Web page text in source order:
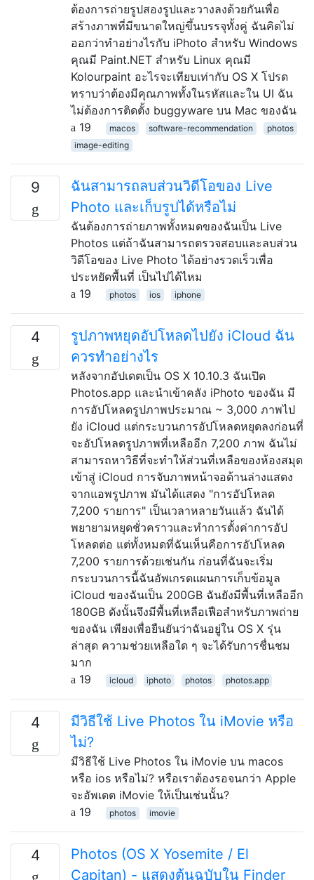
ต้องการถ่ายรูปสองรูปและวางลงด้วยกันเพื่อ
สร้างภาพที่มีขนาดใหญ่ขึ้นบรรจุทั้งคู่ ฉันคิดไม่
ออกว่าทำอย่างไรกับ iPhoto สำหรับ Windows
คุณมี Paint.NET สำหรับ Linux คุณมี
Kolourpaint อะไรจะเทียบเท่ากับ OS X โปรด
ทราบว่าต้องมีคุณภาพทั้งในรหัสและใน UI ฉัน
ไม่ต้องการติดตั้ง buggyware บน Mac ของฉัน
19
macos software-recommendation
photos
image-editing
9
ฉันสามารถลบส่วนวิดีโอของ Live
Photo และเก็บรูปได้หรือไม่
ฉันต้องการถ่ายภาพทั้งหมดของฉันเป็น Live
Photos แต่ถ้าฉันสามารถตรวจสอบและลบส่วน
วิดีโอของ Live Photo ได้อย่างรวดเร็วเพื่อ
ประหยัดพื้นที่ เป็นไปได้ไหม
19
photos ios iphone
4
รูปภาพหยุดอัปโหลดไปยัง iCloud ฉัน
ควรทำอย่างไร
หลังจากอัปเดตเป็น OS X 10.10.3 ฉันเปิด
Photos.app และนำเข้าคลัง iPhoto ของฉัน มี
การอัปโหลดรูปภาพประมาณ ~ 3,000 ภาพไป
ยัง iCloud แต่กระบวนการอัปโหลดหยุดลงก่อนที่
จะอัปโหลดรูปภาพที่เหลืออีก 7,200 ภาพ ฉันไม่
สามารถหาวิธีที่จะทำให้ส่วนที่เหลือของห้องสมุด
เข้าสู่ iCloud การจับภาพหน้าจอด้านล่างแสดง
จากแอพรูปภาพ มันได้แสดง "การอัปโหลด
7,200 รายการ" เป็นเวลาหลายวันแล้ว ฉันได้
พยายามหยุดชั่วคราวและทำการตั้งค่าการอัป
โหลดต่อ แต่ทั้งหมดที่ฉันเห็นคือการอัปโหลด
7,200 รายการด้วยเช่นกัน ก่อนที่ฉันจะเริ่ม
กระบวนการนี้ฉันอัพเกรดแผนการเก็บข้อมูล
iCloud ของฉันเป็น 200GB ฉันยังมีพื้นที่เหลืออีก
180GB ดังนั้นจึงมีพื้นที่เหลือเฟือสำหรับภาพถ่าย
ของฉัน เพียงเพื่อยืนยันว่าฉันอยู่ใน OS X รุ่น
ล่าสุด ความช่วยเหลือใด ๆ จะได้รับการชื่นชม
มาก
19
icloud iphoto photos photos.app
4
มีวิธีใช้ Live Photos ใน iMovie หรือ
ไม่?
มีวิธีใช้ Live Photos ใน iMovie บน macos
หรือ ios หรือไม่? หรือเราต้องรอจนกว่า Apple
จะอัพเดต iMovie ให้เป็นเช่นนั้น?
19
photos imovie
4
Photos (OS X Yosemite / El
Capitan) - แสดงต้นฉบับใน Finder